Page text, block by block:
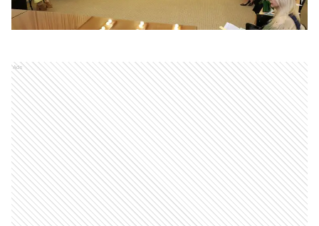
Ads